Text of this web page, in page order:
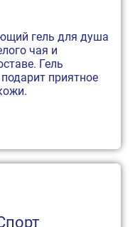
гель для душа
чая и
Гель
приятное